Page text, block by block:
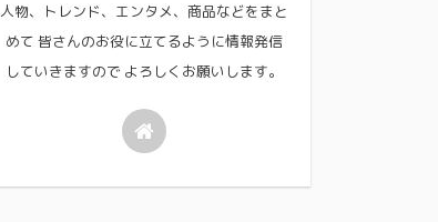
人物、トレンド、エンタメ、商品などをまと
めて 皆さんのお役に立てるように情報発信
していきますので よろしくお願いします。